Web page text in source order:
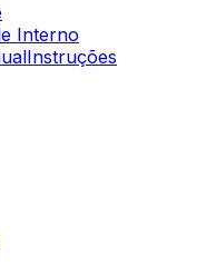
Interno
Instruções